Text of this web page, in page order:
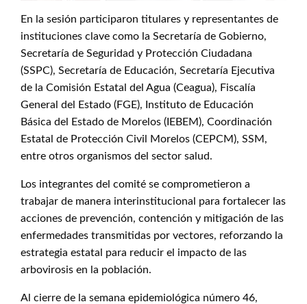
En la sesión participaron titulares y representantes de
instituciones clave como la Secretaría de Gobierno,
Secretaría de Seguridad y Protección Ciudadana
(SSPC), Secretaría de Educación, Secretaría Ejecutiva
de la Comisión Estatal del Agua (Ceagua), Fiscalía
General del Estado (FGE), Instituto de Educación
Básica del Estado de Morelos (IEBEM), Coordinación
Estatal de Protección Civil Morelos (CEPCM), SSM,
entre otros organismos del sector salud.
Los integrantes del comité se comprometieron a
trabajar de manera interinstitucional para fortalecer las
acciones de prevención, contención y mitigación de las
enfermedades transmitidas por vectores, reforzando la
estrategia estatal para reducir el impacto de las
arbovirosis en la población.
Al cierre de la semana epidemiológica número 46,